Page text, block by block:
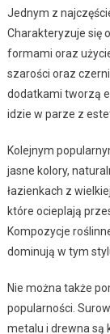
Jednym z
Charakteryzuje się
formami oraz
szarości oraz
dodatkami tworzą
idzie w parze z
Kolejnym
jasne kolory,
łazienkach z
które ocieplają
Kompozycje
dominują w tym
Nie można także
popularności.
metalu i drewna są